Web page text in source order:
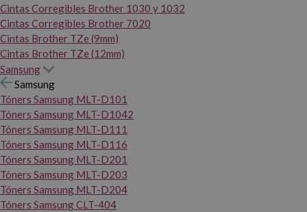
Cintas Corregibles Brother 1030 y 1032
Cintas Corregibles Brother 7020
Cintas Brother TZe (9mm)
Cintas Brother TZe (12mm)
Samsung
Samsung
Tóners Samsung MLT-D101
Tóners Samsung MLT-D1042
Tóners Samsung MLT-D111
Tóners Samsung MLT-D116
Tóners Samsung MLT-D201
Tóners Samsung MLT-D203
Tóners Samsung MLT-D204
Tóners Samsung CLT-404